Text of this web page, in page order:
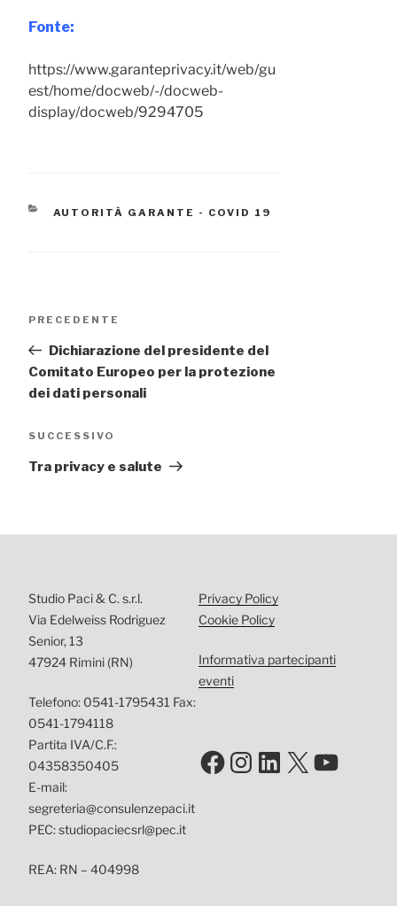
Fonte:
https://www.garanteprivacy.it/web/gu
est/home/docweb/-/docweb-
display/docweb/9294705
CATEGORIE
AUTORITÀ GARANTE - COVID 19
Articolo
PRECEDENTE
Dichiarazione del presidente del
Comitato Europeo per la protezione
dei dati personali
Articolo
SUCCESSIVO
Tra privacy e salute
Studio Paci & C. s.r.l.
Via Edelweiss Rodriguez
Senior, 13
47924 Rimini (RN)
Telefono: 0541-1795431 Fax:
0541-1794118
Partita IVA/C.F.:
04358350405
E-mail:
segreteria@consulenzepaci.it
PEC: studiopaciecsrl@pec.it
REA: RN – 404998
Privacy Policy
Cookie Policy
Informativa partecipanti
eventi
Facebook
Instagram
LinkedIn
X